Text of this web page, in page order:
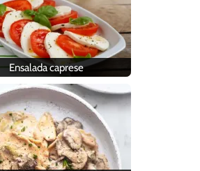
Ensalada caprese